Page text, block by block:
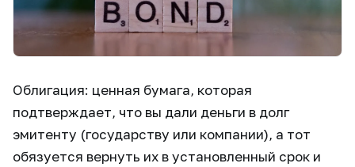
Облигация: ценная бумага, которая
подтверждает, что вы дали деньги в долг
эмитенту (государству или компании), а тот
обязуется вернуть их в установленный срок и